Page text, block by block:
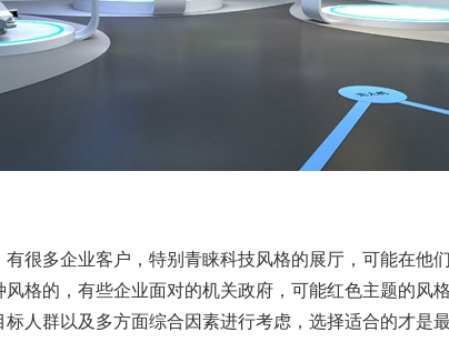
很多企业客户，特别青睐科技风格的展厅，可能在他
格的，有些企业面对的机关政府，可能红色主题的风
人群以及多方面综合因素进行考虑，选择适合的才是最